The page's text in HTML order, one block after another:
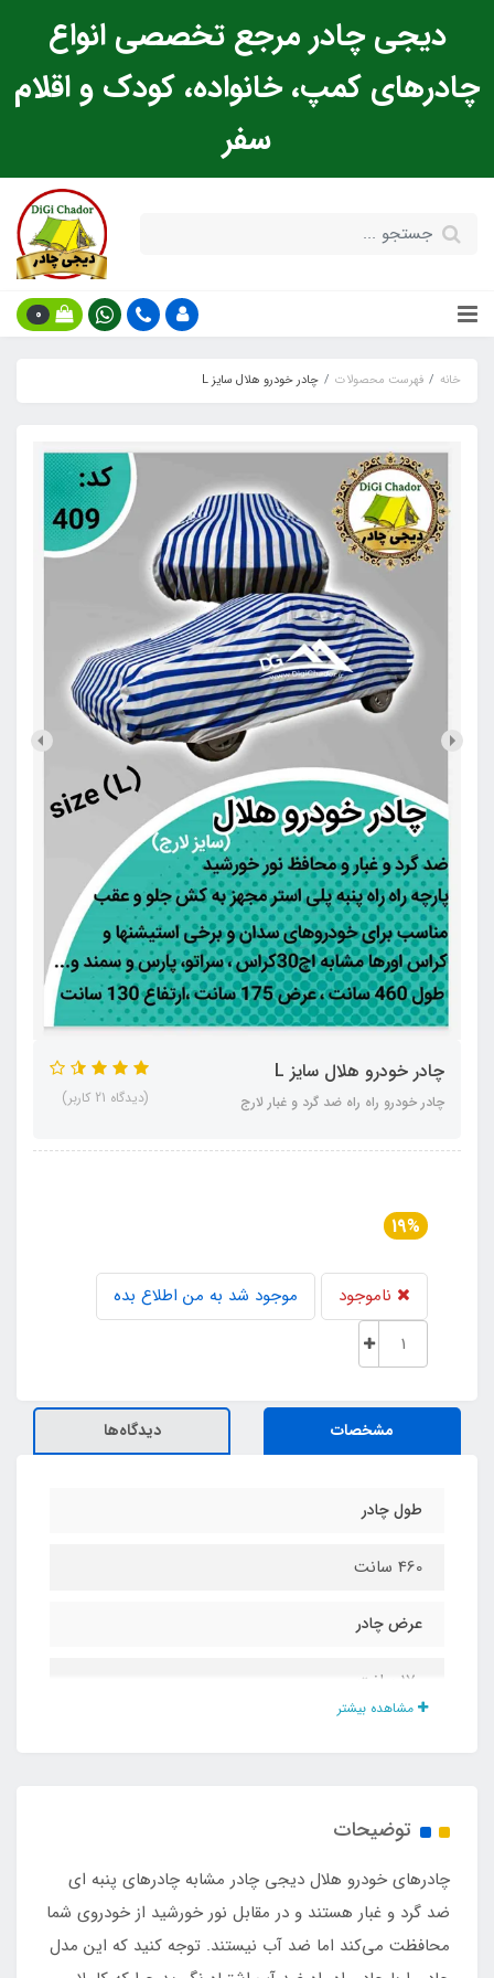
دیجی چادر مرجع تخصصی انواع
چادرهای کمپ، خانواده، کودک و اقلام
سفر
0
خانه فهرست محصولات چادر خودرو هلال سایز L
چادر خودرو هلال سایز L
چادر خودرو راه راه ضد گرد و غبار لارج (دیدگاه 21 کاربر)
19%
ناموجود موجود شد به من اطلاع بده
مشخصات دیدگاه‌ها
طول چادر
460 سانت
عرض چادر
170 سانت
ندارد
محافظت در برابر ضد گرد و غبار
مشاهده بیشتر
توضیحات
چادرهای خودرو هلال دیجی چادر مشابه چادرهای پنبه ای
ضد گرد و غبار هستند و در مقابل نور خورشید از خودروی شما
محافظت می‌کند اما ضد آب نیستند. توجه کنید که این مدل